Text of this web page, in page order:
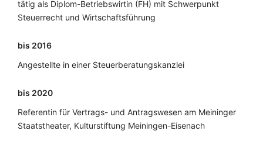
tätig als Diplom-Betriebswirtin (FH) mit Schwerpunkt
Steuerrecht und Wirtschaftsführung
bis 2016
Angestellte in einer Steuerberatungskanzlei
bis 2020
Referentin für Vertrags- und Antragswesen am Meininger
Staatstheater, Kulturstiftung Meiningen-Eisenach